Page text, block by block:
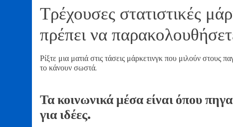
Τρέχουσες στατιστικές
πρέπει να
Ρίξτε μια ματιά στις τάσεις μάρκετινγκ που μιλούν στους
το κάνουν σωστά.
Τα κοινωνικά μέσα είναι όπου
για ιδέες.